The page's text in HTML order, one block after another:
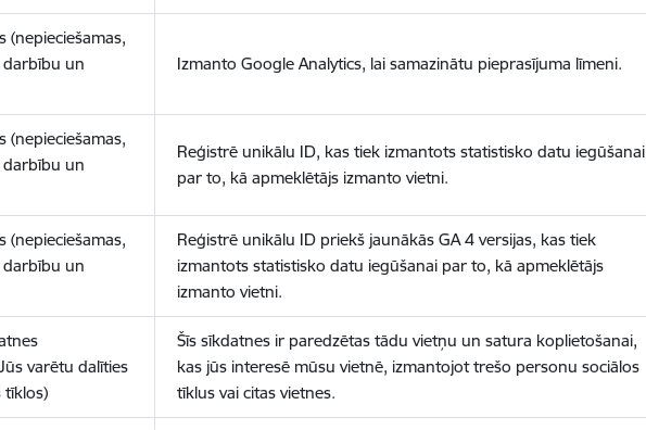
(nepieciešamas,
darbību un
Izmanto Google Analytics, lai samazinātu pieprasījuma līmeni.
(nepieciešamas,
darbību un
Reģistrē unikālu ID, kas tiek izmantots statistisko datu iegūšanai
par to, kā apmeklētājs izmanto vietni.
(nepieciešamas,
darbību un
Reģistrē unikālu ID priekš jaunākās GA 4 versijas, kas tiek
izmantots statistisko datu iegūšanai par to, kā apmeklētājs
izmanto vietni.
varētu dalīties
tīklos)
Šīs sīkdatnes ir paredzētas tādu vietņu un satura koplietošanai,
kas jūs interesē mūsu vietnē, izmantojot trešo personu sociālos
tīklus vai citas vietnes.